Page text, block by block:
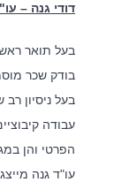
דודי גנה –
בעל תואר
בודק שכר
בעל ניסיון
עבודה
הפרטי והן
עו"ד גנה
הליכי משא ומתן
מאמרים אחרונים
מלכודת העמלות –
כיצד מלחמה